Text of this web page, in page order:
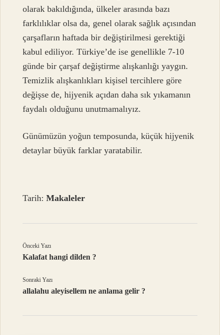
olarak bakıldığında, ülkeler arasında bazı
farklılıklar olsa da, genel olarak sağlık açısından
çarşafların haftada bir değiştirilmesi gerektiği
kabul ediliyor. Türkiye’de ise genellikle 7-10
günde bir çarşaf değiştirme alışkanlığı yaygın.
Temizlik alışkanlıkları kişisel tercihlere göre
değişse de, hijyenik açıdan daha sık yıkamanın
faydalı olduğunu unutmamalıyız.
Günümüzün yoğun temposunda, küçük hijyenik
detaylar büyük farklar yaratabilir.
Tarih:Makaleler
Önceki Yazı
Kalafat hangi dilden ?
Sonraki Yazı
allalahu aleyisellem ne anlama gelir ?